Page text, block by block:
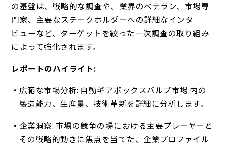
の基盤は、戦略的な調査や、業界のベテラン、市場専
門家、主要なステークホルダーへの詳細なインタ
ビューなど、ターゲットを絞った一次調査の取り組み
によって強化されます。
レポートのハイライト:
広範な市場分析: 自動ギアボックスバルブ市場 内の
製造能力、生産量、技術革新を詳細に分析します。
企業洞察: 市場の競争の場における主要プレーヤーと
その戦略的動きに焦点を当てた、企業プロファイル